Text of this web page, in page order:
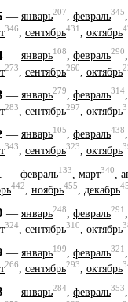
— январь207, февраль345
346 сентябрь431 октябрь
— январь108, февраль290
273 сентябрь260 октябрь
— январь279, февраль314
283 сентябрь297 октябрь
— январь105, февраль438
343, сентябрь323, октябрь
— февраль133 март340
442, ноябрь455, декабрь
— январь248 февраль291
324, сентябрь310, октябрь
— январь199 февраль321
266, сентябрь293, октябрь
— январь284 февраль353